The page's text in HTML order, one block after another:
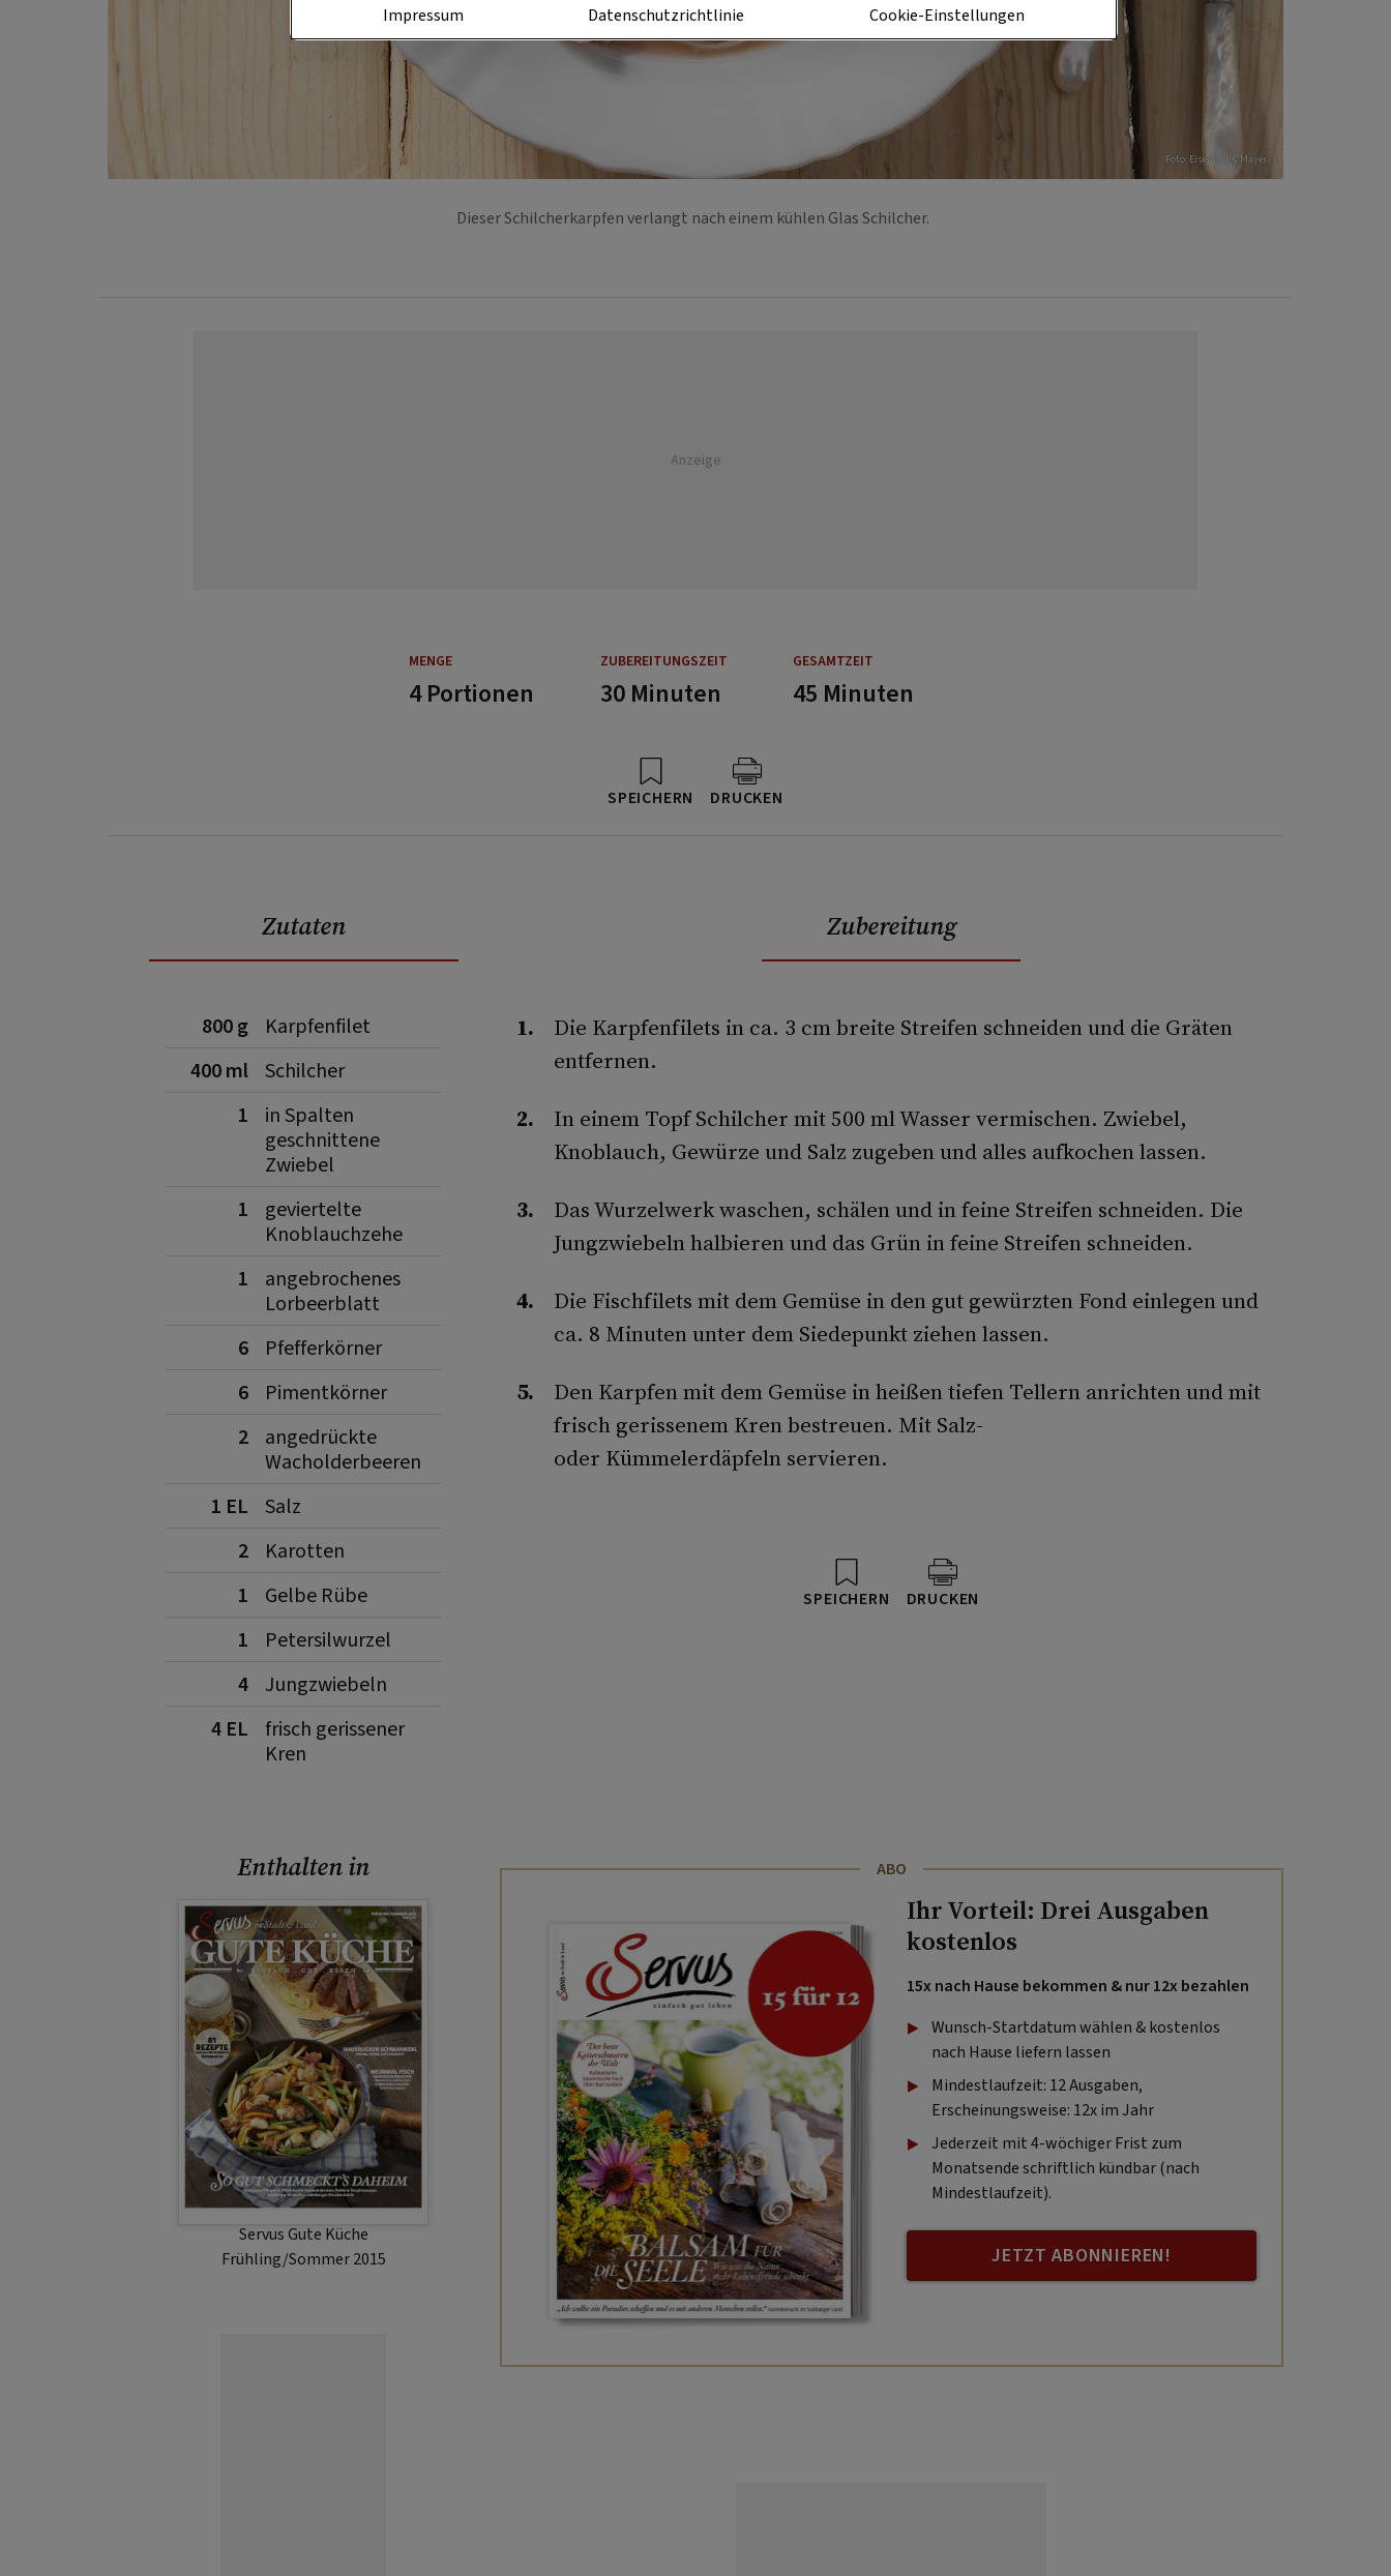
Foto: Eisenhut & Mayer
Dieser Schilcherkarpfen verlangt nach einem kühlen Glas Schilcher.
Anzeige
MENGE ZUBEREITUNGSZEIT GESAMTZEIT
4 Portionen 30 Minuten 45 Minuten
SPEICHERN DRUCKEN
Zutaten
800 g
Karpfenfilet
400 ml Schilcher
1
in Spalten
geschnittene
Zwiebel
1
geviertelte
Knoblauchzehe
1
angebrochenes
Lorbeerblatt
6
Pfefferkörner
6
Pimentkörner
2
angedrückte
Wacholderbeeren
1 EL
Salz
2
Karotten
1
Gelbe Rübe
1
Petersilwurzel
4
Jungzwiebeln
4 EL
frisch gerissener
Kren
Enthalten in
Servus Gute Küche
Frühling/Sommer 2015
Zubereitung
Die Karpfenfilets in ca. 3 cm breite Streifen schneiden und die Gräten
entfernen.
In einem Topf Schilcher mit 500 ml Wasser vermischen. Zwiebel,
Knoblauch, Gewürze und Salz zugeben und alles aufkochen lassen.
Das Wurzelwerk waschen, schälen und in feine Streifen schneiden. Die
Jungzwiebeln halbieren und das Grün in feine Streifen schneiden.
Die Fischfilets mit dem Gemüse in den gut gewürzten Fond einlegen und
ca. 8 Minuten unter dem Siedepunkt ziehen lassen.
Den Karpfen mit dem Gemüse in heißen tiefen Tellern anrichten und mit
frisch gerissenem Kren bestreuen. Mit Salz-
oder Kümmelerdäpfeln servieren.
SPEICHERN DRUCKEN
ABO
Ihr Vorteil: Drei Ausgaben
kostenlos
15x nach Hause bekommen & nur 12x bezahlen
Wunsch-Startdatum wählen & kostenlos
nach Hause liefern lassen
Mindestlaufzeit: 12 Ausgaben,
Erscheinungsweise: 12x im Jahr
Jederzeit mit 4-wöchiger Frist zum
Monatsende schriftlich kündbar (nach
Mindestlaufzeit).
JETZT ABONNIEREN!
Impressum Datenschutzrichtlinie Cookie-Einstellungen